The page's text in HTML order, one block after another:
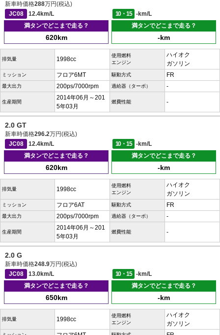
新車時価格288万円(税込)
JC08
12.4km/L 10・15
-km/L
満タンでどこまで走る？
620km
満タンでどこまで走る？
-km
排気量 1998cc
使用燃料
エンジン
ハイオク
ガソリン
ミッション フロア6MT 駆動方式 FR
最大出力 200ps/7000rpm 過給器（ターボ） -
生産期間
2014年06月～201
5年03月
燃費性能 -
2.0 GT
新車時価格296.2万円(税込)
JC08
12.4km/L 10・15
-km/L
満タンでどこまで走る？
620km
満タンでどこまで走る？
-km
排気量 1998cc
使用燃料
エンジン
ハイオク
ガソリン
ミッション フロア6AT 駆動方式 FR
最大出力 200ps/7000rpm 過給器（ターボ） -
生産期間
2014年06月～201
5年03月
燃費性能 -
2.0 G
新車時価格248.9万円(税込)
JC08
13.0km/L 10・15
-km/L
満タンでどこまで走る？
650km
満タンでどこまで走る？
-km
排気量 1998cc
使用燃料
エンジン
ハイオク
ガソリン